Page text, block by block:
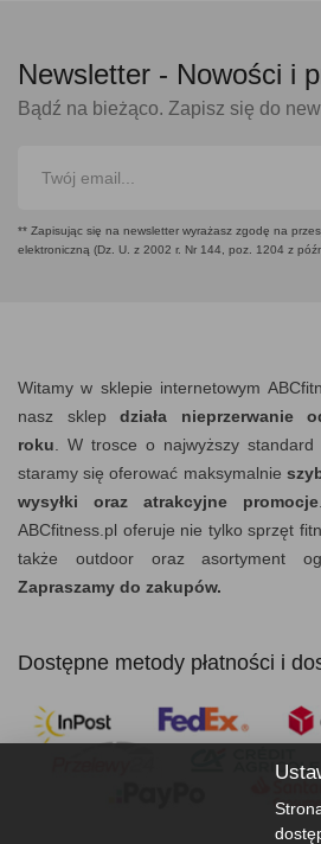
Newsletter - Nowości i
Bądź na bieżąco. Zapisz się do
** Zapisując się na newsletter wyrażasz zgodę na
elektroniczną (Dz. U. z 2002 r. Nr 144, poz. 1204 z
Witamy w sklepie internetowym
nasz sklepdziała nieprzerwanie
roku . W trosce o najwyższy standard
staramy się oferować maksymalnie
wysyłki oraz atrakcyjne promocje
ABCfitness.pl oferuje nie tylko sprzęt
także outdoor oraz asortyment
Zapraszamy do zakupów.
Dostępne metody płatności i